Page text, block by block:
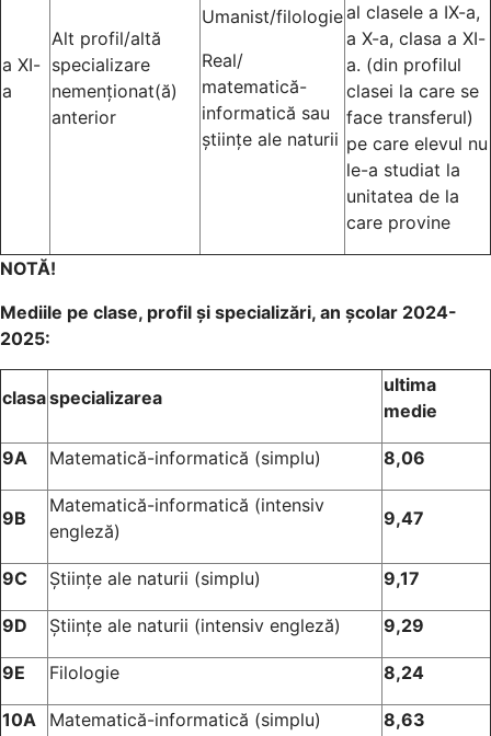
a XI-
a
Alt profil/altă
specializare
nemenționat(ă)
anterior
Umanist/filologie
Real/
matematică-
informatică sau
științe ale naturii
al clasele a IX-a,
a X-a, clasa a XI-
a. (din profilul
clasei la care se
face transferul)
pe care elevul nu
le-a studiat la
unitatea de la
care provine
NOTĂ!
Mediile pe clase, profil și specializări, an școlar 2024-
2025:
clasaspecializarea
ultima
medie
9A Matematică-informatică (simplu) 8,06
9B
Matematică-informatică (intensiv
engleză)
9,47
9C Științe ale naturii (simplu) 9,17
9D Științe ale naturii (intensiv engleză) 9,29
9E Filologie 8,24
10A Matematică-informatică (simplu) 8,63